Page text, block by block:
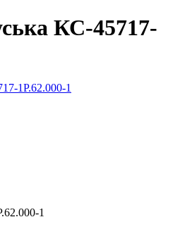
КС-45717-
1